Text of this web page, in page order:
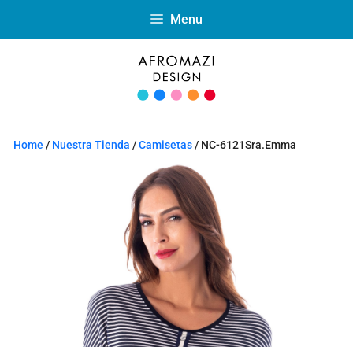
Menu
Home / Nuestra Tienda /Camisetas/ NC-6121Sra.Emma